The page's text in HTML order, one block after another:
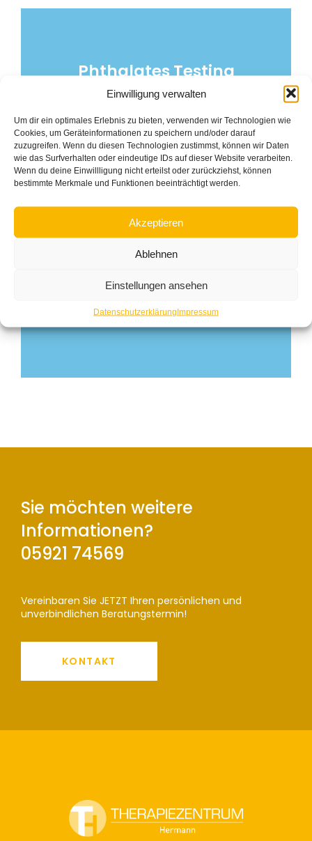
Einwilligung verwalten
Um dir ein optimales Erlebnis zu bieten, verwenden wir Technologien wie
Cookies, um Geräteinformationen zu speichern und/oder darauf
zuzugreifen. Wenn du diesen Technologien zustimmst, können wir Daten
wie das Surfverhalten oder eindeutige IDs auf dieser Website verarbeiten.
Wenn du deine Einwillligung nicht erteilst oder zurückziehst, können
bestimmte Merkmale und Funktionen beeinträchtigt werden.
Akzeptieren
Ablehnen
Einstellungen ansehen
DatenschutzerklärungImpressum
Phthalates Testing
Lorem ipsum dolor sit amet, consectetur adipiscing elit, sed
Phthalates Testing
Lorem ipsum dolor sit amet, consectetur adipiscing elit, sed
Lorem ipsum dolor sit amet, consectetur adipiscing elit, sed
do eiusmod tempor incididunt ut labore et dolore.
Lorem ipsum dolor sit amet, consectetur adipiscing elit, sed
do eiusmod tempor incididunt ut labore et dolore.
Sie möchten weitere
Informationen?
05921 74569
Vereinbaren Sie JETZT Ihren persönlichen und
unverbindlichen Beratungstermin!
KONTAKT